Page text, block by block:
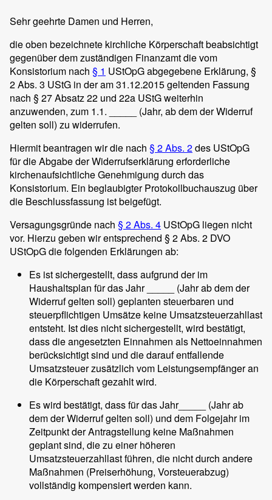
Sehr geehrte Damen und Herren,
die oben bezeichnete kirchliche Körperschaft beabsichtigt
gegenüber dem zuständigen Finanzamt die vom
Konsistorium nach § 1 UStOpG abgegebene Erklärung, §
2 Abs. 3 UStG in der am 31.12.2015 geltenden Fassung
nach § 27 Absatz 22 und 22a UStG weiterhin
anzuwenden, zum 1.1. _____ (Jahr, ab dem der Widerruf
gelten soll) zu widerrufen.
Hiermit beantragen wir die nach § 2 Abs. 2des UStOpG
für die Abgabe der Widerrufserklärung erforderliche
kirchenaufsichtliche Genehmigung durch das
Konsistorium. Ein beglaubigter Protokollbuchauszug über
die Beschlussfassung ist beigefügt.
Versagungsgründe nach § 2 Abs. 4 UStOpG liegen nicht
vor. Hierzu geben wir entsprechend § 2 Abs. 2 DVO
UStOpG die folgenden Erklärungen ab:
Es ist sichergestellt, dass aufgrund der im
Haushaltsplan für das Jahr _____ (Jahr ab dem der
Widerruf gelten soll) geplanten steuerbaren und
steuerpflichtigen Umsätze keine Umsatzsteuerzahllast
entsteht. Ist dies nicht sichergestellt, wird bestätigt,
dass die angesetzten Einnahmen als Nettoeinnahmen
berücksichtigt sind und die darauf entfallende
Umsatzsteuer zusätzlich vom Leistungsempfänger an
die Körperschaft gezahlt wird.
Es wird bestätigt, dass für das Jahr_____ (Jahr ab
dem der Widerruf gelten soll) und dem Folgejahr im
Zeitpunkt der Antragstellung keine Maßnahmen
geplant sind, die zu einer höheren
Umsatzsteuerzahllast führen, die nicht durch andere
Maßnahmen (Preiserhöhung, Vorsteuerabzug)
vollständig kompensiert werden kann.